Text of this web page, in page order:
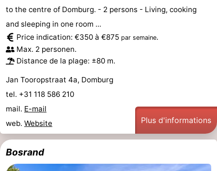
to the centre of Domburg. - 2 persons - Living, cooking
and sleeping in one room ...
Price indication: €350 à €875 par semaine.
Max. 2 personen.
Distance de la plage: ±80 m.
Jan Tooropstraat 4a, Domburg
tel. +31 118 586 210
mail. E-mail
web. Website Plus d'informations
Bosrand